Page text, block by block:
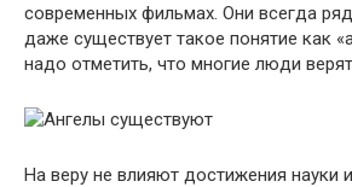
современных фильмах. Они всегда
даже существует такое понятие как
надо отметить, что многие люди
На веру не влияют достижения науки и